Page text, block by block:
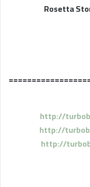
Rosetta
http://
http://
http://